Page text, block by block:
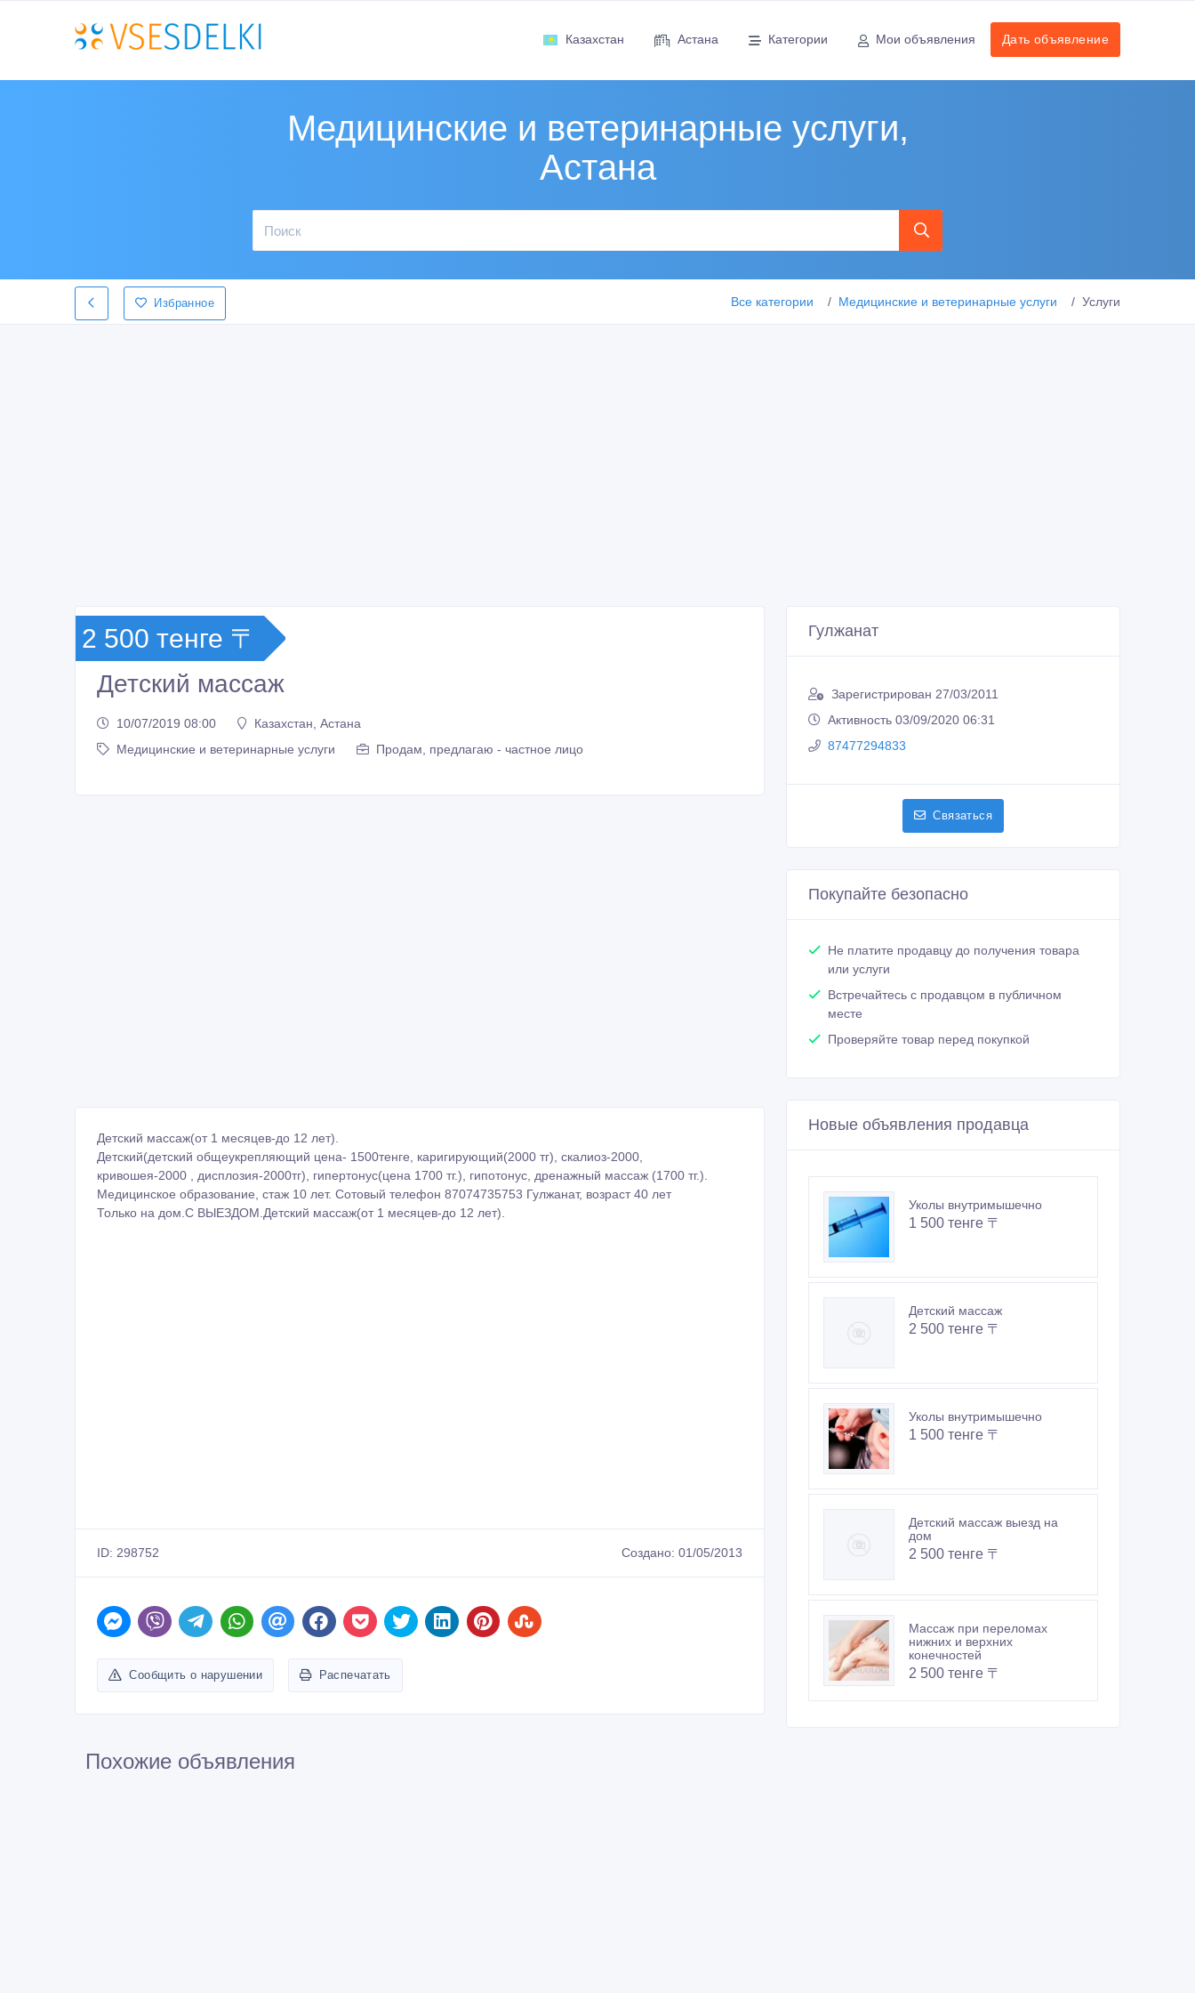
Казахстан Астана Категории Мои объявления Дать объявление
Медицинские и ветеринарные услуги,
Астана
Избранное Все категории Медицинские и ветеринарные услуги Услуги
2 500 тенге 〒
Детский массаж
10/07/2019 08:00
Казахстан, Астана
Медицинские и ветеринарные услуги
Продам, предлагаю - частное лицо
Детский массаж(от 1 месяцев-до 12 лет).
Детский(детский общеукрепляющий цена- 1500тенге, каригирующий(2000 тг), скалиоз-2000,
кривошея-2000 , дисплозия-2000тг), гипертонус(цена 1700 тг.), гипотонус, дренажный массаж (1700 тг.).
Медицинское образование, стаж 10 лет. Сотовый телефон 87074735753 Гулжанат, возраст 40 лет
Только на дом.С ВЫЕЗДОМ.Детский массаж(от 1 месяцев-до 12 лет).
ID: 298752 Создано: 01/05/2013
Сообщить о нарушении Распечатать
Гулжанат
Зарегистрирован 27/03/2011
Активность 03/09/2020 06:31
87477294833
Связаться
Покупайте безопасно
Не платите продавцу до получения товара
или услуги
Встречайтесь с продавцом в публичном
месте
Проверяйте товар перед покупкой
Новые объявления продавца
Уколы внутримышечно
1 500 тенге 〒
Детский массаж
2 500 тенге 〒
Уколы внутримышечно
1 500 тенге 〒
Детский массаж выезд на
дом
2 500 тенге 〒
Массаж при переломах
нижних и верхних
конечностей
2 500 тенге 〒
Похожие объявления